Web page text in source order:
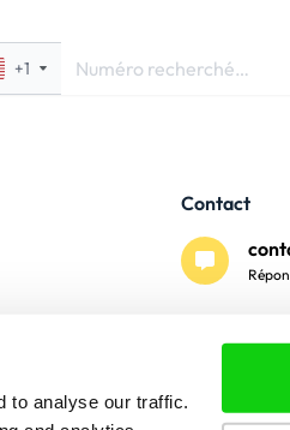
to analyse our traffic.
+1
Contact
Paiement